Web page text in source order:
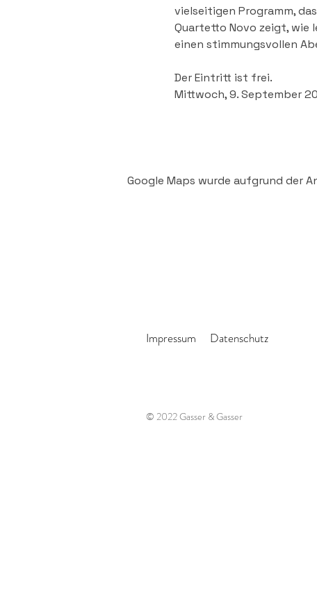
vielseitigen Programm,
Quartetto Novo zeigt, wie
einen stimmungsvollen
Der Eintritt ist frei.
Mittwoch, 9. September
Google Maps wurde aufgrund der
Impressum Datenschutz
© 2022 Gasser & Gasser